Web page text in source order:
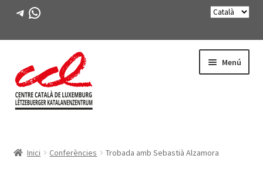
Telegram
WhatsApp
navegació
al
contingut
Menú
ACTIVITATS
Inici Conferències Trobada amb Sebastià Alzamora